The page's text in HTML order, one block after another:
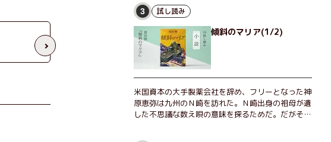
3 試し読み
傾斜のマリア(1/2)
米国資本の大手製薬会社を辞め、フリーとなった神
原恵弥は九州のＮ崎を訪れた。Ｎ崎出身の祖母が遺
した不思議な数え唄の意味を探るためだ。だがそん